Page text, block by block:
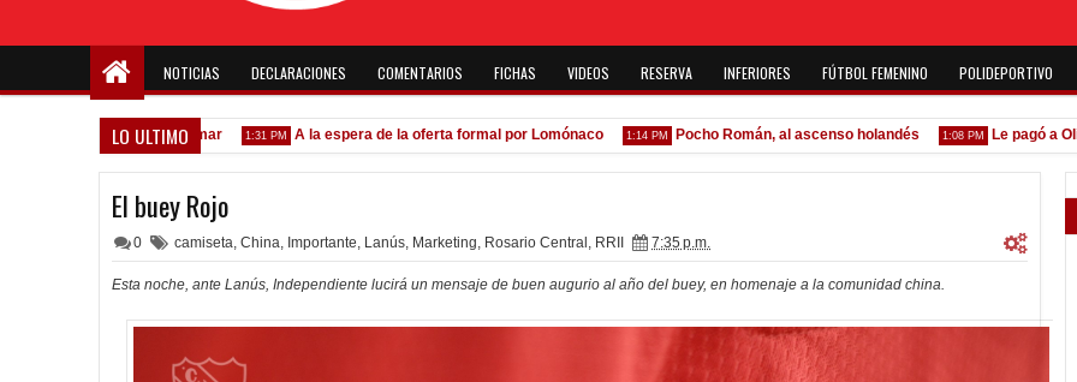
NOTICIAS DECLARACIONES COMENTARIOS FICHAS VIDEOS RESERVA INFERIORES FÚTBOL FEMENINO POLIDEPORTIVO
LO ULTIMO
ante el Calamar 1:31 PM A la espera de la oferta formal por Lomónaco 1:14 PM Pocho Román, al ascenso holandés 1:08 PM Le pagó a Olimpia
El buey Rojo
0 camiseta, China, Importante, Lanús, Marketing, Rosario Central , RRII 7:35 p.m.
Esta noche, ante Lanús, Independiente lucirá un mensaje de buen augurio al año del buey, en homenaje a la comunidad china.